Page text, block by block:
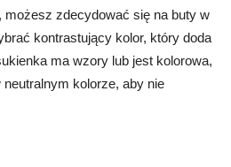
możesz zdecydować się na buty w
kontrastujący kolor, który doda
ma wzory lub jest kolorowa,
kolorze, aby nie